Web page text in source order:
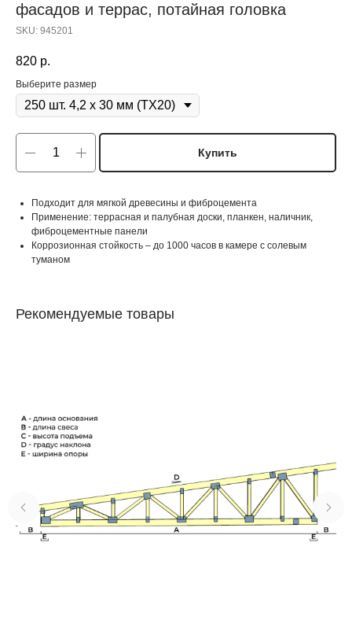
фасадов и террас, потайная головка
SKU: 945201
820 р.
Выберите размер
Купить
Подходит для мягкой древесины и фиброцемента
Применение: террасная и палубная доски, планкен, наличник,
фиброцементные панели
Коррозионная стойкость – до 1000 часов в камере с солевым
туманом
Рекомендуемые товары